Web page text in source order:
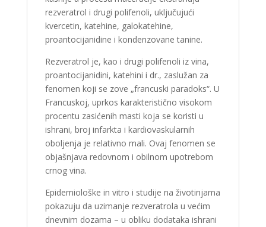
rezveratrol i drugi polifenoli, uključujući
kvercetin, katehine, galokatehine,
proantocijanidine i kondenzovane tanine.
Rezveratrol je, kao i drugi polifenoli iz vina,
proantocijanidini, katehini i dr., zaslužan za
fenomen koji se zove „francuski paradoks“. U
Francuskoj, uprkos karakteristično visokom
procentu zasićenih masti koja se koristi u
ishrani, broj infarkta i kardiovaskularnih
oboljenja je relativno mali. Ovaj fenomen se
objašnjava redovnom i obilnom upotrebom
crnog vina.
Epidemiološke in vitro i studije na životinjama
pokazuju da uzimanje rezveratrola u većim
dnevnim dozama – u obliku dodataka ishrani